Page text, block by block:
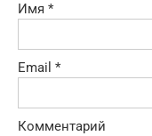
Имя *
Email *
Комментарий